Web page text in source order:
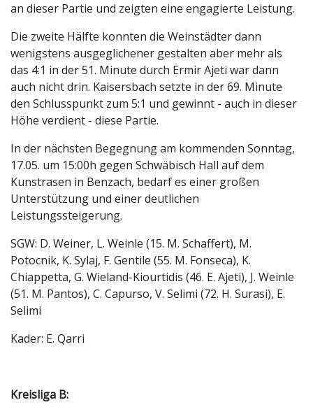
an dieser Partie und zeigten eine engagierte Leistung.
Die zweite Hälfte konnten die Weinstädter dann
wenigstens ausgeglichener gestalten aber mehr als
das 4:1 in der 51. Minute durch Ermir Ajeti war dann
auch nicht drin. Kaisersbach setzte in der 69. Minute
den Schlusspunkt zum 5:1 und gewinnt - auch in dieser
Höhe verdient - diese Partie.
In der nächsten Begegnung am kommenden Sonntag,
17.05. um 15:00h gegen Schwäbisch Hall auf dem
Kunstrasen in Benzach, bedarf es einer großen
Unterstützung und einer deutlichen
Leistungssteigerung.
SGW: D. Weiner, L. Weinle (15. M. Schaffert), M.
Potocnik, K. Sylaj, F. Gentile (55. M. Fonseca), K.
Chiappetta, G. Wieland-Kiourtidis (46. E. Ajeti), J. Weinle
(51. M. Pantos), C. Capurso, V. Selimi (72. H. Surasi), E.
Selimi
Kader: E. Qarri
Kreisliga B: